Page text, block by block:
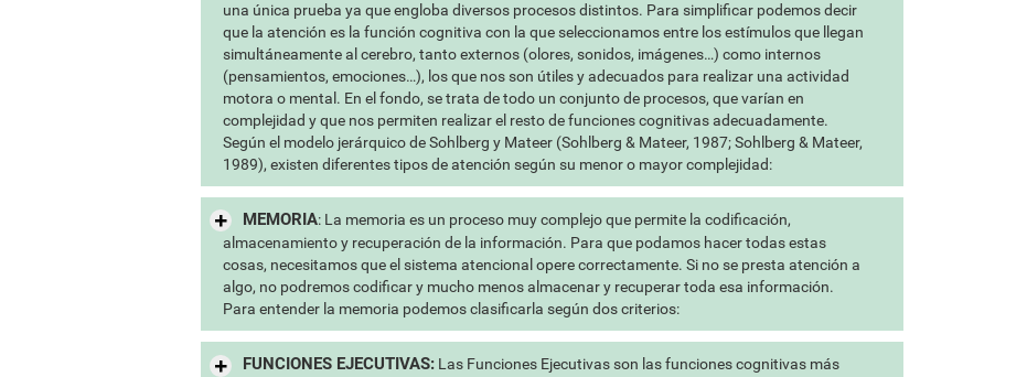
una única prueba ya que engloba diversos procesos distintos. Para simplificar podemos decir
que la atención es la función cognitiva con la que seleccionamos entre los estímulos que llegan
simultáneamente al cerebro, tanto externos (olores, sonidos, imágenes…) como internos
(pensamientos, emociones…), los que nos son útiles y adecuados para realizar una actividad
motora o mental. En el fondo, se trata de todo un conjunto de procesos, que varían en
complejidad y que nos permiten realizar el resto de funciones cognitivas adecuadamente.
Según el modelo jerárquico de Sohlberg y Mateer (Sohlberg & Mateer, 1987; Sohlberg & Mateer,
1989), existen diferentes tipos de atención según su menor o mayor complejidad:
MEMORIA: La memoria es un proceso muy complejo que permite la codificación,
almacenamiento y recuperación de la información. Para que podamos hacer todas estas
cosas, necesitamos que el sistema atencional opere correctamente. Si no se presta atención a
algo, no podremos codificar y mucho menos almacenar y recuperar toda esa información.
Para entender la memoria podemos clasificarla según dos criterios:
FUNCIONES EJECUTIVAS:Las Funciones Ejecutivas son las funciones cognitivas más